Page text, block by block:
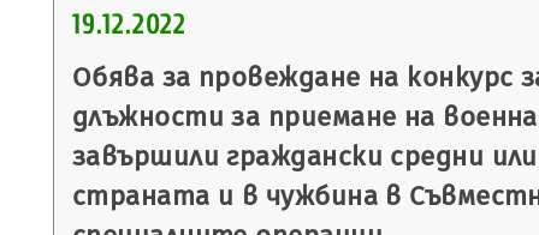
19.12.2022
Обява за провеждане на конкурс
длъжности за приемане на
завършили граждански средни
страната и в чужбина в